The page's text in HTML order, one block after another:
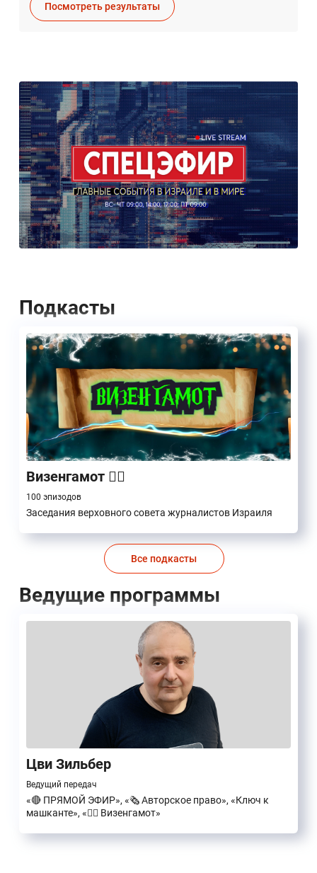
Посмотреть результаты
Подкасты
Визенгамот 🧙‍♂️
100 эпизодов
Заседания верховного совета журналистов Израиля
Все подкасты
Ведущие программы
Цви Зильбер
Ведущий передач
«🔴 ПРЯМОЙ ЭФИР», «🗞️ Авторское право», «Ключ к
машканте», «🧙‍♂️ Визенгамот»